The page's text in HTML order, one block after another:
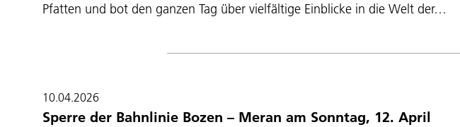
Pfatten und bot den ganzen Tag über vielfältige Einblicke in die Welt der…
10.04.2026
Sperre der Bahnlinie Bozen – Meran am Sonntag, 12. April